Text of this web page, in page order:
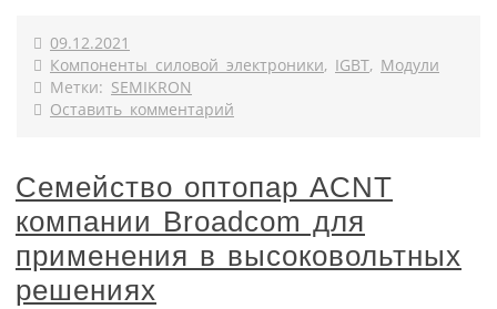
09.12.2021
Компоненты силовой электроники, IGBT, Модули
Метки: SEMIKRON
Оставить комментарий
Семейство оптопар ACNT
компании Broadcom для
применения в высоковольтных
решениях